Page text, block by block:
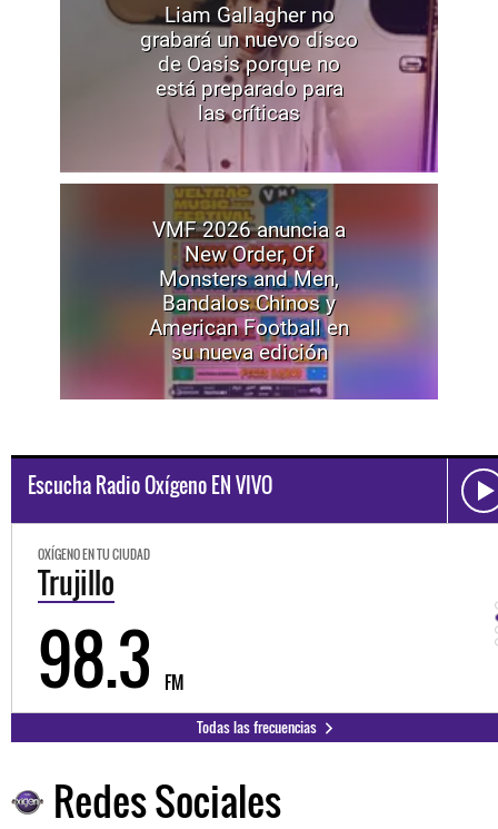
Liam Gallagher no
grabará un nuevo disco
de Oasis porque no
está preparado para
las críticas
VMF 2026 anuncia a
New Order, Of
Monsters and Men,
Bandalos Chinos y
American Football en
su nueva edición
Escucha Radio Oxígeno EN VIVO
OXÍGENO EN TU CIUDAD
Trujillo
98.3 FM
Todas las frecuencias
Redes Sociales